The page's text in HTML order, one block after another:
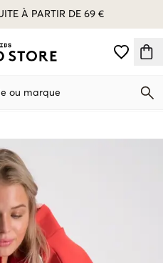
À PARTIR DE 69 €
ou marque